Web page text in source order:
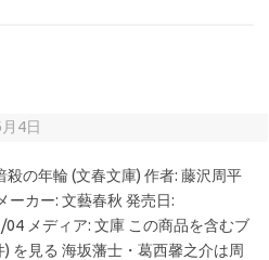
4日
殺の年輪 (文春文庫) 作者: 藤沢周平
ーカー: 文藝春秋 発売日:
メディア: 文庫 この商品を含むブ
) を見る 海坂藩士・葛西馨之介は周